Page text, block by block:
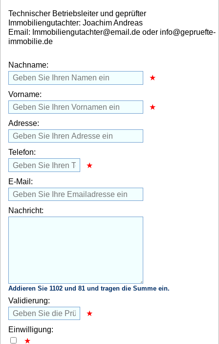
Technischer Betriebsleiter und geprüfter
Immobiliengutachter: Joachim Andreas
Email: Immobiliengutachter@email.de oder info@gepruefte-
immobilie.de
Nachname:
Vorname:
Adresse:
Telefon:
E-Mail:
Nachricht:
Addieren Sie 1102 und 81 und tragen die Summe ein.
Validierung:
Einwilligung: